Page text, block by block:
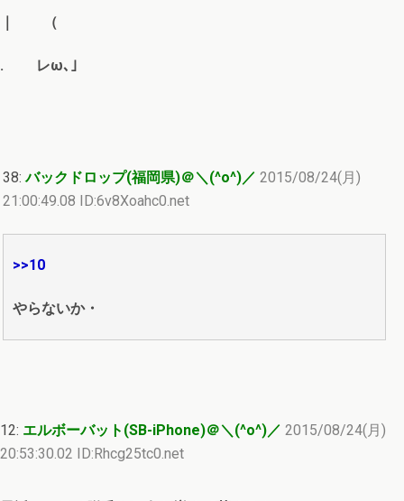
｜ （
. レω､｣
38:バックドロップ(福岡県)＠＼(^o^)／ 2015/08/24(月)
21:00:49.08 ID:6v8Xoahc0.net
>>10
やらないか・
12: エルボーバット(SB-iPhone)＠＼(^o^)／ 2015/08/24(月)
20:53:30.02 ID:Rhcg25tc0.net